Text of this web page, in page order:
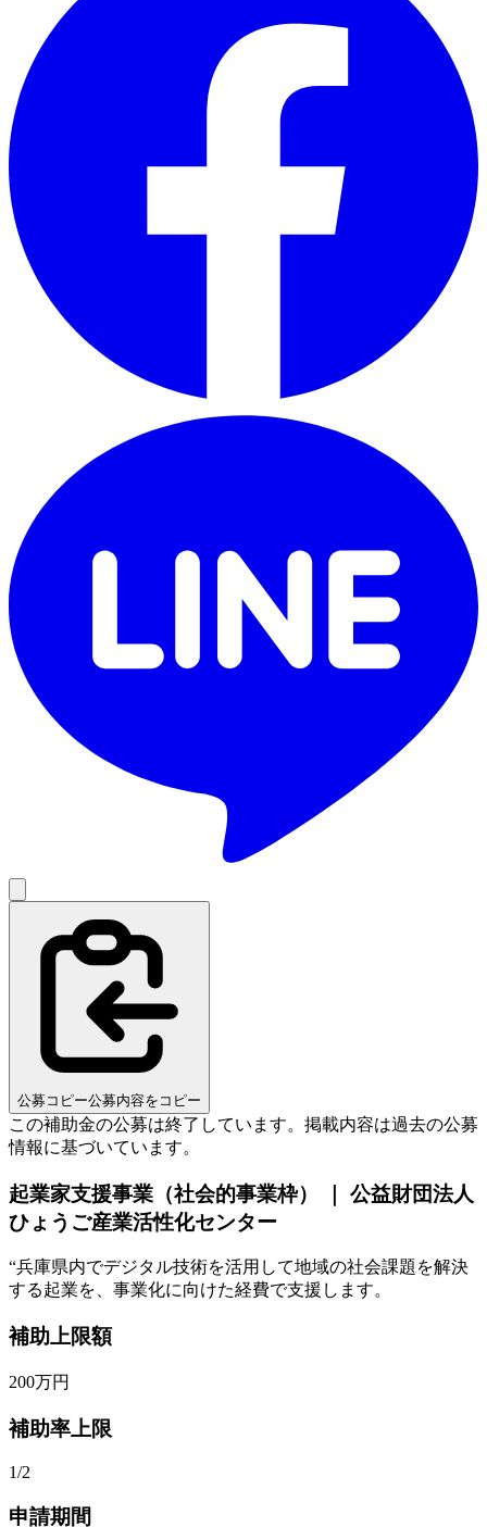
公募コピー公募内容をコピー
この補助金の公募は終了しています。 掲載内容は過去の公募
情報に基づいています。
起業家支援事業（社会的事業枠） ｜ 公益財団法人
ひょうご産業活性化センター
“兵庫県内でデジタル技術を活用して地域の社会課題を解決
する起業を、事業化に向けた経費で支援します。
補助上限額
200万円
補助率上限
1/2
申請期間